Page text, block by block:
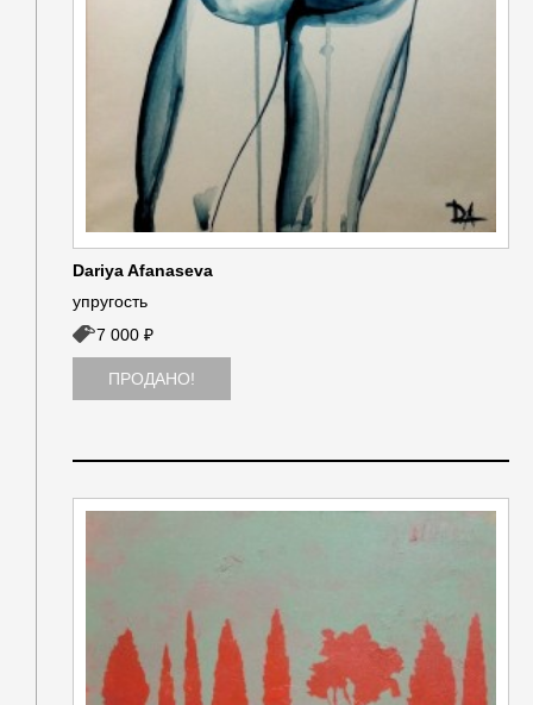
Dariya Afanaseva
упругость
7 000 ₽
ПРОДАНО!